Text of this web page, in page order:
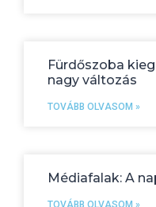
Fürdőszoba
nagy változás
TOVÁBB OLVASOM »
Médiafalak: A
TOVÁBB OLVASOM »